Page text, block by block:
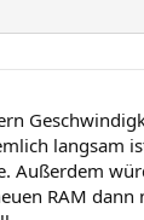
langsam
Außerdem
RAM dann